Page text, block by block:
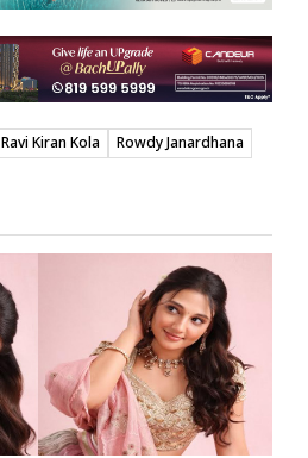
Ravi Kiran Kola
Rowdy Janardhana